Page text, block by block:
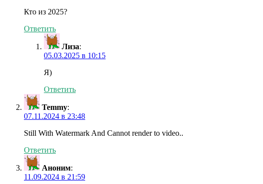
Кто из 2025?
Ответить
Лиза:
05.03.2025 в 10:15
Я)
Ответить
Temmy:
07.11.2024 в 23:48
Still With Watermark And Cannot render to video..
Ответить
Аноним:
11.09.2024 в 21:59